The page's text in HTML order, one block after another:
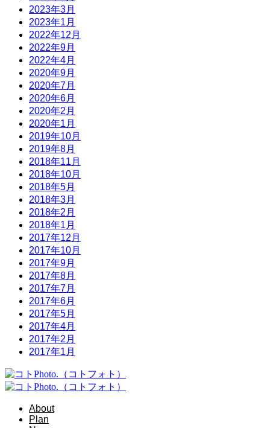
2023年3月
2023年1月
2022年12月
2022年9月
2022年4月
2020年9月
2020年7月
2020年6月
2020年2月
2020年1月
2019年10月
2019年8月
2018年11月
2018年10月
2018年5月
2018年3月
2018年2月
2018年1月
2017年12月
2017年10月
2017年9月
2017年8月
2017年7月
2017年6月
2017年5月
2017年4月
2017年2月
2017年1月
About
Plan